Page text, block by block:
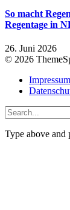
So macht
Regentage in
26. Juni 2026
© 2026
Impressum
Type above and